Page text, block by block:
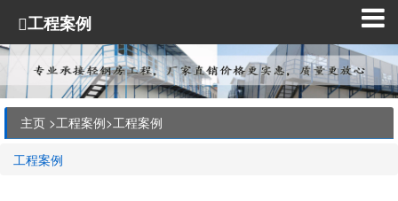
工程案例
主页 >工程案例>工程案例
工程案例